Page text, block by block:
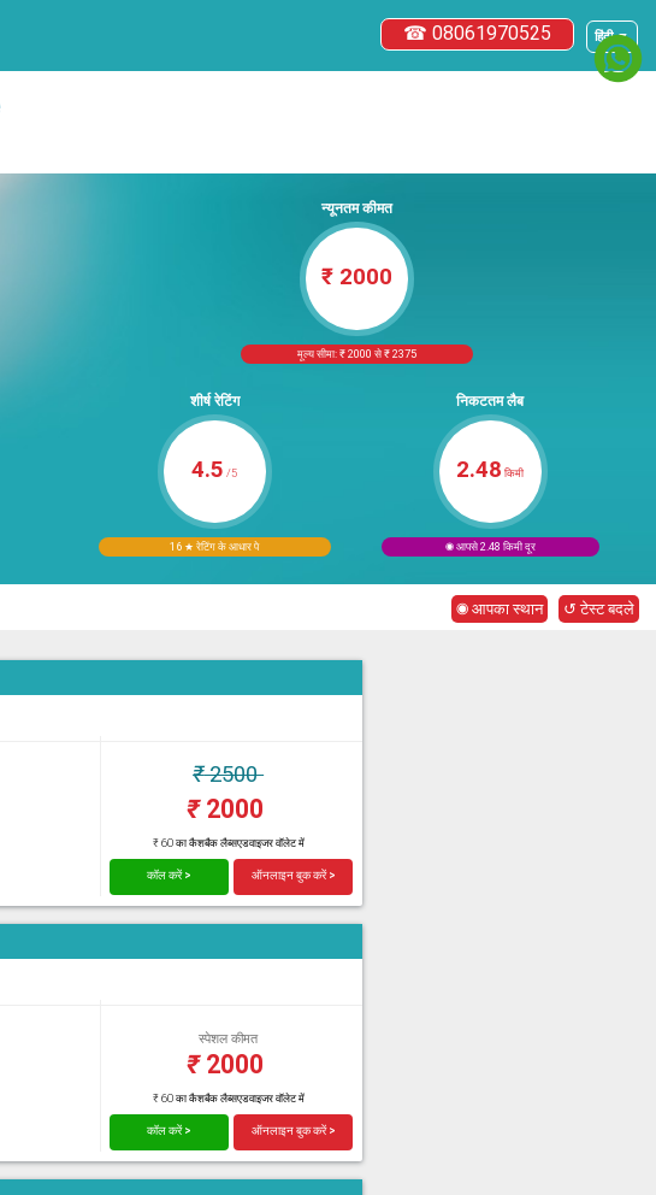
हिंदी ▼
☎ 08061970525
न्यूनतम कीमत
₹ 2000
मूल्य सीमा: ₹ 2000 से ₹ 2375
शीर्ष रेटिंग
4.5 /5
16 ★ रेटिंग के आधार पे
निकटतम लैब
2.48 किमी
◉ आपसे 2.48 किमी दूर
◉ आपका स्थान ↺ टेस्ट बदले
₹2500
₹2000
₹ 60 का कैशबैक लैब्सएडवाइजर वॉलेट में
कॉल करें > ऑनलाइन बुक करें >
स्पेशल कीमत
₹2000
₹ 60 का कैशबैक लैब्सएडवाइजर वॉलेट में
कॉल करें > ऑनलाइन बुक करें >